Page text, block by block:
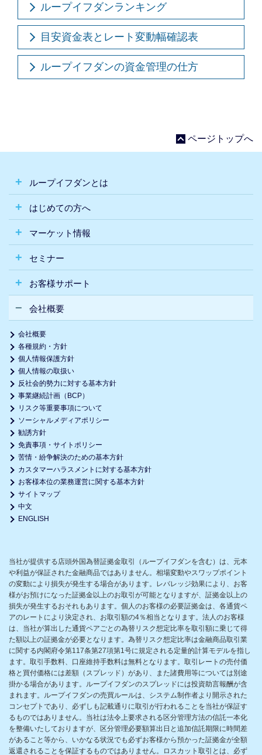
ループイフダンランキング
目安資金表とレート変動幅確認表
ループイフダンの資金管理の仕方
ページトップへ
ループイフダンとは
はじめての方へ
マーケット情報
セミナー
お客様サポート
会社概要
会社概要
各種規約・方針
個人情報保護方針
個人情報の取扱い
反社会的勢力に対する基本方針
事業継続計画（BCP）
リスク等重要事項について
ソーシャルメディアポリシー
勧誘方針
免責事項・サイトポリシー
苦情・紛争解決のための基本方針
カスタマーハラスメントに対する基本方針
お客様本位の業務運営に関する基本方針
サイトマップ
中文
ENGLISH
当社が提供する店頭外国為替証拠金取引（ループイフダンを含む）は、元本
や利益が保証された金融商品ではありません。相場変動やスワップポイント
の変動により損失が発生する場合があります。レバレッジ効果により、お客
様がお預けになった証拠金以上のお取引が可能となりますが、証拠金以上の
損失が発生するおそれもあります。個人のお客様の必要証拠金は、各通貨ペ
アのレートにより決定され、お取引額の4％相当となります。法人のお客様
は、当社が算出した通貨ペアごとの為替リスク想定比率を取引額に乗じて得
た額以上の証拠金が必要となります。為替リスク想定比率は金融商品取引業
に関する内閣府令第117条第27項第1号に規定される定量的計算モデルを指し
ます。取引手数料、口座維持手数料は無料となります。取引レートの売付価
格と買付価格には差額（スプレッド）があり、また諸費用等については別途
掛かる場合があります。ループイフダンのスプレッドには投資助言報酬が含
まれます。ループイフダンの売買ルールは、システム制作者より開示された
コンセプトであり、必ずしも記載通りに取引が行われることを当社が保証す
るものではありません。当社は法令上要求される区分管理方法の信託一本化
を整備いたしておりますが、区分管理必要額算出日と追加信託期限に時間差
があること等から、いかなる状況でも必ずお客様から預かった証拠金が全額
返還されることを保証するものではありません。ロスカット取引とは、必ず